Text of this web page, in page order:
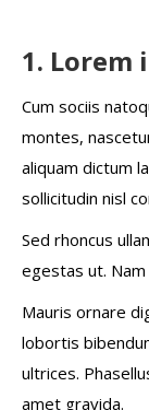
1. Lorem
Cum sociis
montes,
aliquam dictum
sollicitudin nisl
Sed rhoncus
egestas ut.
Mauris ornare
lobortis
ultrices.
amet gravida.